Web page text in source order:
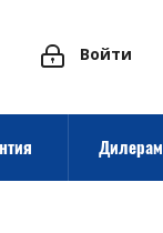
Войти
Дилерам